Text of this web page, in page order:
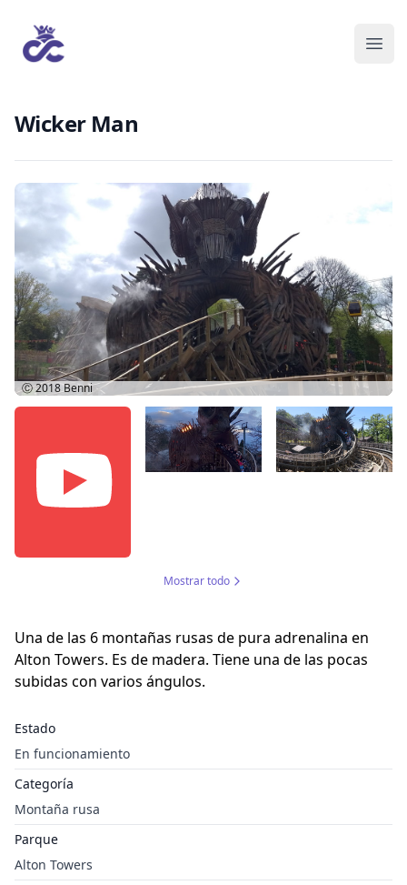
Wicker Man
Una de las 6 montañas rusas de pura adrenalina en
Alton Towers. Es de madera. Tiene una de las pocas
subidas con varios ángulos.
Estado
En funcionamiento
Categoría
Montaña rusa
Parque
Alton Towers
Ⓒ 2018Benni
Mostrar todo